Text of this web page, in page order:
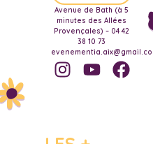
Avenue de Bath (à 5
minutes des Allées
Provençales) – 04 42
38 10 73